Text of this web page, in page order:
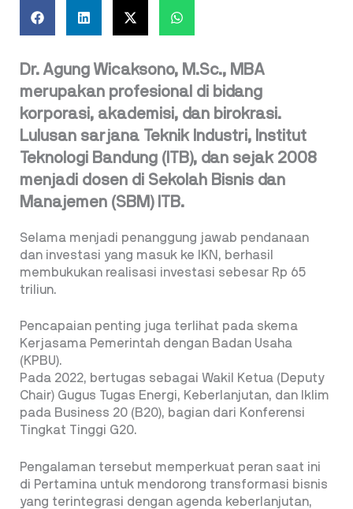
Dr. Agung Wicaksono, M.Sc., MBA
merupakan profesional di bidang
korporasi, akademisi, dan birokrasi.
Lulusan sarjana Teknik Industri, Institut
Teknologi Bandung (ITB), dan sejak 2008
menjadi dosen di Sekolah Bisnis dan
Manajemen (SBM) ITB.
Selama menjadi penanggung jawab pendanaan
dan investasi yang masuk ke IKN, berhasil
membukukan realisasi investasi sebesar Rp 65
triliun.
Pencapaian penting juga terlihat pada skema
Kerjasama Pemerintah dengan Badan Usaha
(KPBU).
Pada 2022, bertugas sebagai Wakil Ketua (Deputy
Chair) Gugus Tugas Energi, Keberlanjutan, dan Iklim
pada Business 20 (B20), bagian dari Konferensi
Tingkat Tinggi G20.
Pengalaman tersebut memperkuat peran saat ini
di Pertamina untuk mendorong transformasi bisnis
yang terintegrasi dengan agenda keberlanjutan,